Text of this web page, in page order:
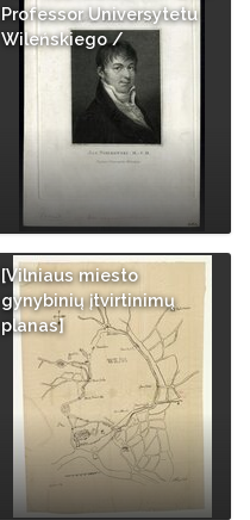
Professor Universytetu
Wileńskiego /
[Vilniaus miesto
gynybinių įtvirtinimų
planas]